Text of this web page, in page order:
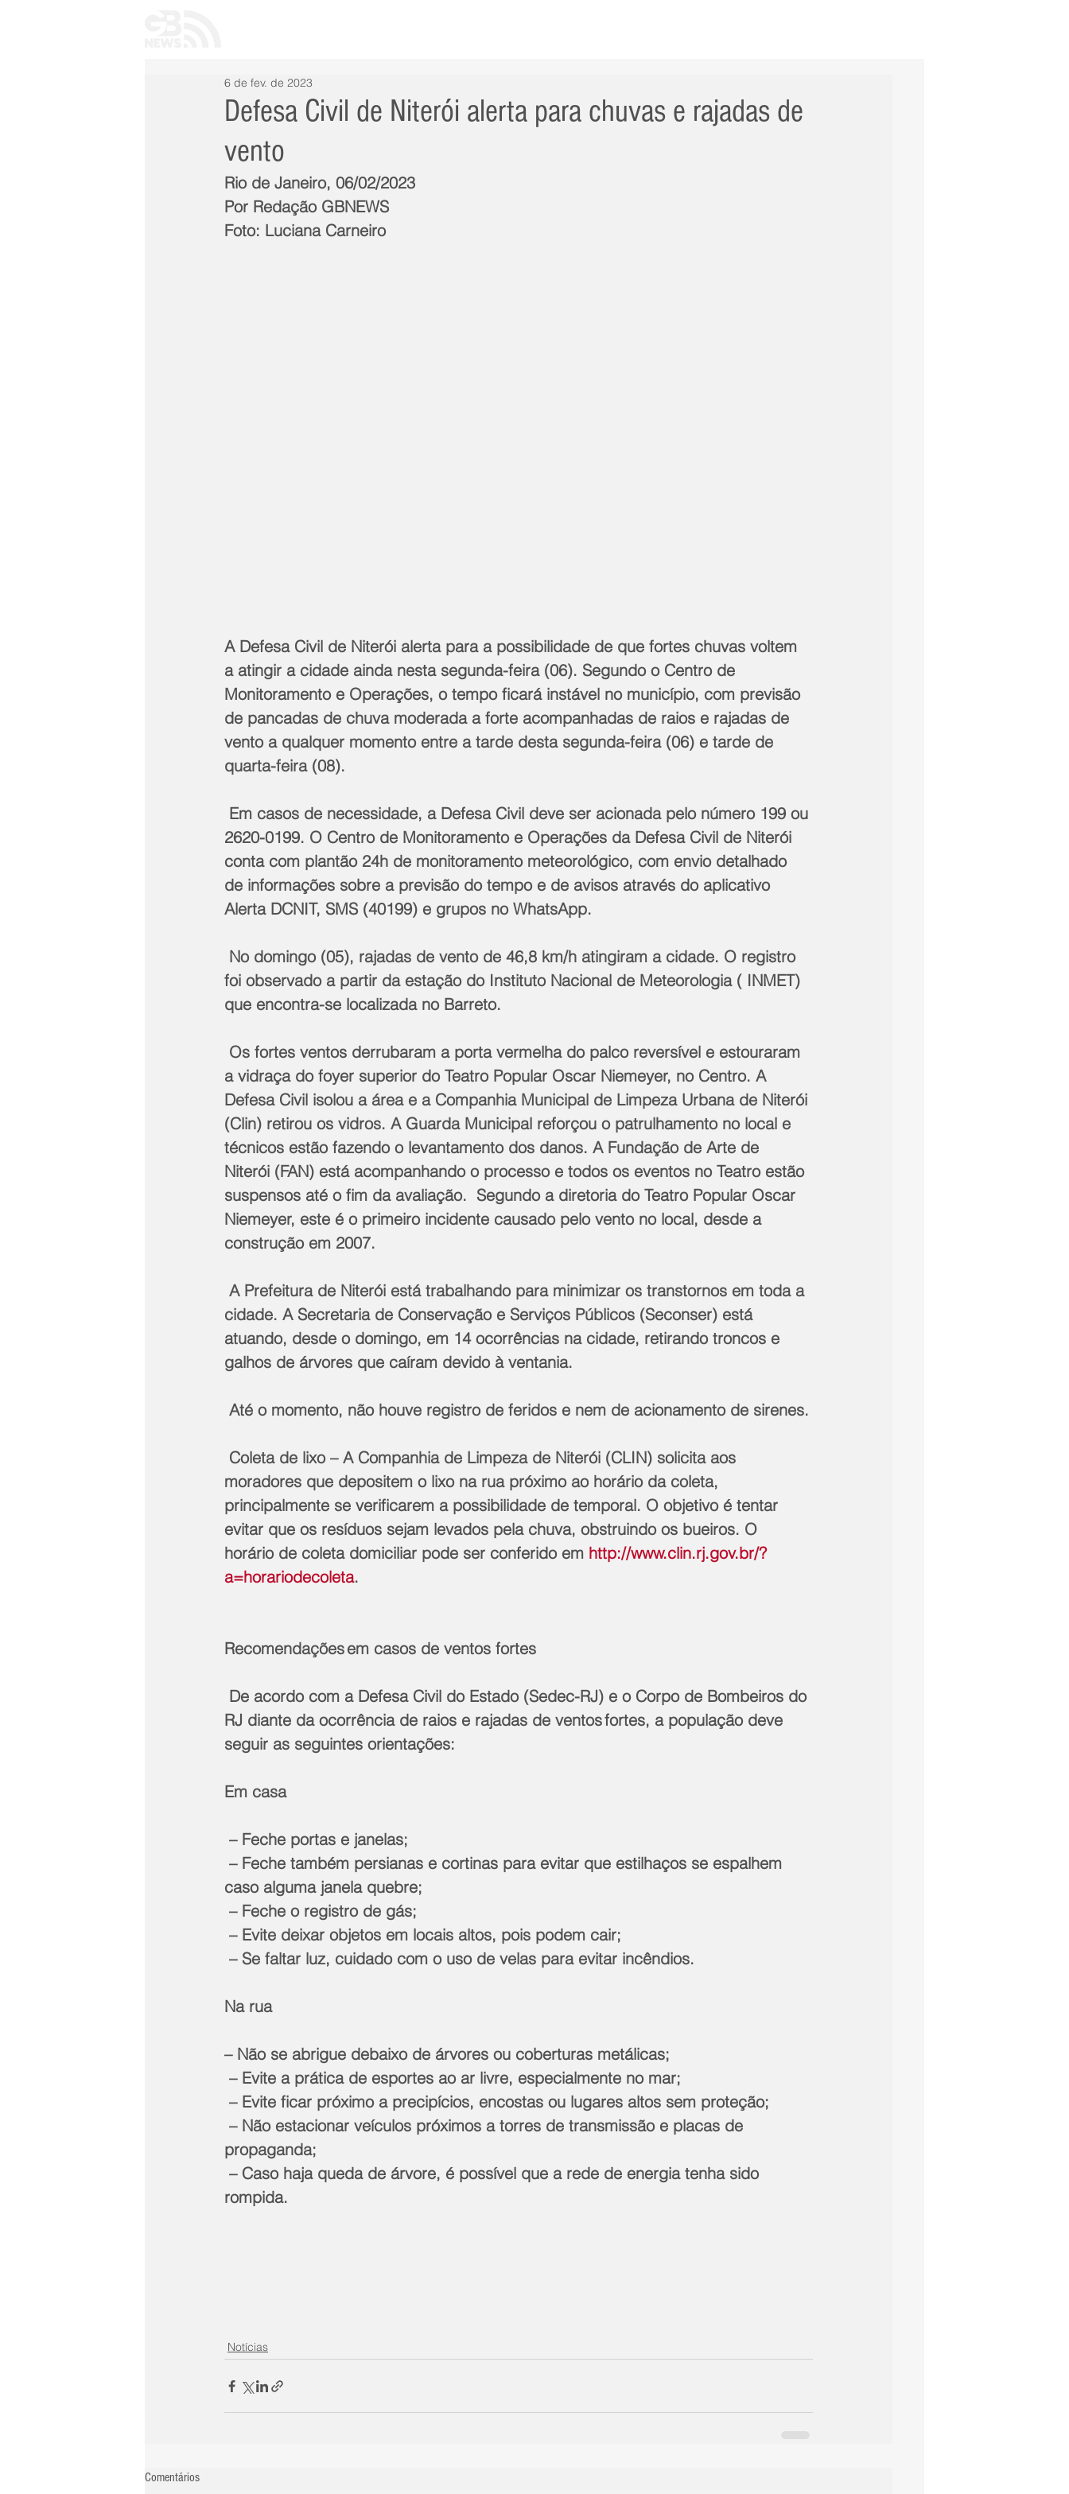
Defesa Civil de Niterói alerta para chuvas e rajadas de
vento
6 de fev. de 2023
Rio de Janeiro, 06/02/2023
Por Redação GBNEWS
Foto: Luciana Carneiro
A Defesa Civil de Niterói alerta para a possibilidade de que fortes chuvas voltem
a atingir a cidade ainda nesta segunda-feira (06). Segundo o Centro de
Monitoramento e Operações, o tempo ficará instável no município, com previsão
de pancadas de chuva moderada a forte acompanhadas de raios e rajadas de
vento a qualquer momento entre a tarde desta segunda-feira (06) e tarde de
quarta-feira (08).
2620-0199. O Centro de Monitoramento e Operações da Defesa Civil de Niterói
conta com plantão 24h de monitoramento meteorológico, com envio detalhado
de informações sobre a previsão do tempo e de avisos através do aplicativo
Alerta DCNIT, SMS (40199) e grupos no WhatsApp.
foi observado a partir da estação do Instituto Nacional de Meteorologia ( INMET)
que encontra-se localizada no Barreto.
a vidraça do foyer superior do Teatro Popular Oscar Niemeyer, no Centro. A
Defesa Civil isolou a área e a Companhia Municipal de Limpeza Urbana de Niterói
(Clin) retirou os vidros. A Guarda Municipal reforçou o patrulhamento no local e
técnicos estão fazendo o levantamento dos danos. A Fundação de Arte de
Niterói (FAN) está acompanhando o processo e todos os eventos no Teatro estão
suspensos até o fim da avaliação.  Segundo a diretoria do Teatro Popular Oscar
Niemeyer, este é o primeiro incidente causado pelo vento no local, desde a
construção em 2007.
cidade. A Secretaria de Conservação e Serviços Públicos (Seconser) está
atuando, desde o domingo, em 14 ocorrências na cidade, retirando troncos e
galhos de árvores que caíram devido à ventania.
Até o momento, não houve registro de feridos e nem de acionamento de sirenes.
moradores que depositem o lixo na rua próximo ao horário da coleta,
principalmente se verificarem a possibilidade de temporal. O objetivo é tentar
evitar que os resíduos sejam levados pela chuva, obstruindo os bueiros. O
horário de coleta domiciliar pode ser conferido em http://www.clin.rj.gov.br/?
a=horariodecoleta.
Recomendações em casos de ventos fortes
RJ diante da ocorrência de raios e rajadas de ventos fortes, a população deve
seguir as seguintes orientações:
Em casa
– Feche portas e janelas;
caso alguma janela quebre;
– Feche o registro de gás;
– Evite deixar objetos em locais altos, pois podem cair;
– Se faltar luz, cuidado com o uso de velas para evitar incêndios.
Na rua
– Não se abrigue debaixo de árvores ou coberturas metálicas;
– Evite a prática de esportes ao ar livre, especialmente no mar;
– Evite ficar próximo a precipícios, encostas ou lugares altos sem proteção;
propaganda;
rompida.
Notícias
Comentários